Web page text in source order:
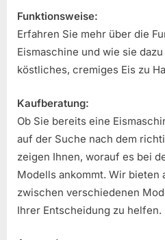
Funktionsweise:
Erfahren Sie mehr über die
Eismaschine und wie sie
köstliches, cremiges Eis zu
Kaufberatung:
Ob Sie bereits eine
auf der Suche nach dem
zeigen Ihnen, worauf es bei
Modells ankommt. Wir bieten
zwischen verschiedenen
Ihrer Entscheidung zu helfen.